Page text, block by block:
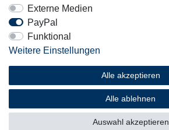
Externe Medien
PayPal
Funktional
Weitere Einstellungen
Alle akzeptieren
Alle ablehnen
Auswahl akzeptieren